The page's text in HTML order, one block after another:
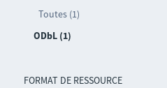
Toutes (1)
ODbL (1)
FORMAT DE RESSOURCE